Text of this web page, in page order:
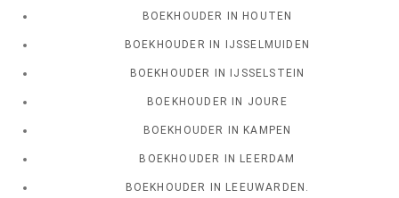
BOEKHOUDER IN HOUTEN
BOEKHOUDER IN IJSSELMUIDEN
BOEKHOUDER IN IJSSELSTEIN
BOEKHOUDER IN JOURE
BOEKHOUDER IN KAMPEN
BOEKHOUDER IN LEERDAM
BOEKHOUDER IN LEEUWARDEN.